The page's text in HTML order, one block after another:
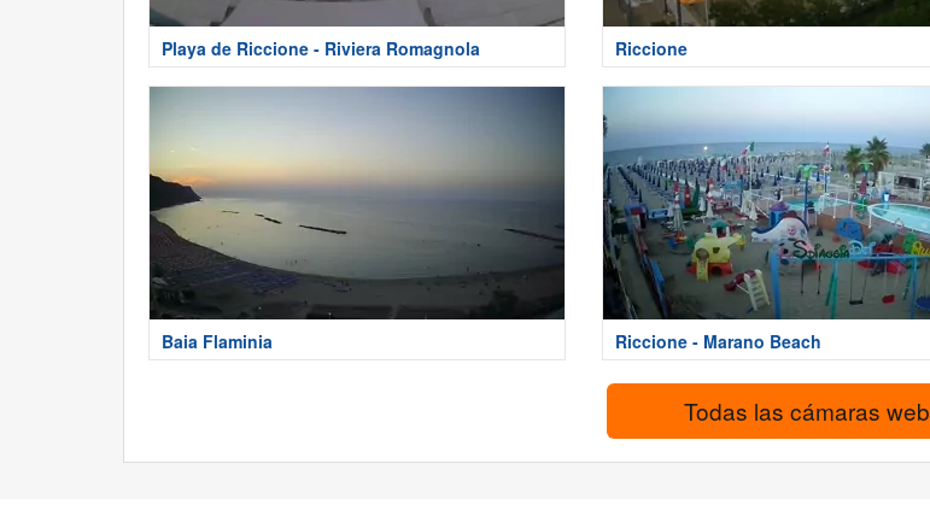
Playa de Riccione - Riviera Romagnola Riccione
Baia Flaminia Riccione - Marano Beach
Todas las cámaras web